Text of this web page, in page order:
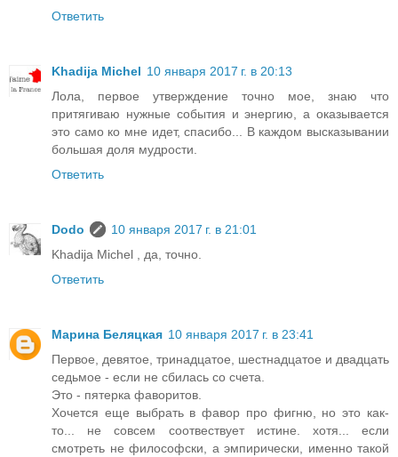
Ответить
Khadija Michel 10 января 2017 г. в 20:13
Лола, первое утверждение точно мое, знаю что
притягиваю нужные события и энергию, а оказывается
это само ко мне идет, спасибо... В каждом высказывании
большая доля мудрости.
Ответить
Dodo
10 января 2017 г. в 21:01
Khadija Michel , да, точно.
Ответить
Марина Беляцкая 10 января 2017 г. в 23:41
Первое, девятое, тринадцатое, шестнадцатое и двадцать
седьмое - если не сбилась со счета.
Это - пятерка фаворитов.
Хочется еще выбрать в фавор про фигню, но это как-
то... не совсем соотвествует истине. хотя... если
смотреть не философски, а эмпирически, именно такой